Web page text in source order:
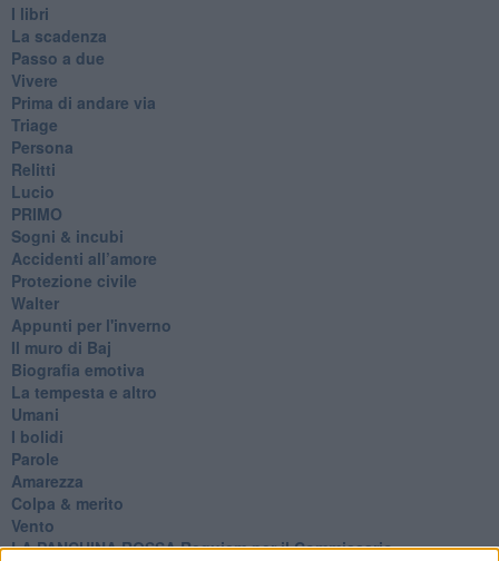
I libri
La scadenza
Passo a due
Vivere
Prima di andare via
Triage
Persona
Relitti
Lucio
PRIMO
Sogni & incubi
Accidenti all’amore
Protezione civile
Walter
Appunti per l'inverno
Il muro di Baj
Biografia emotiva
La tempesta e altro
Umani
I bolidi
Parole
Amarezza
Colpa & merito
Vento
​LA PANCHINA ROSSA Requiem per il Commissario